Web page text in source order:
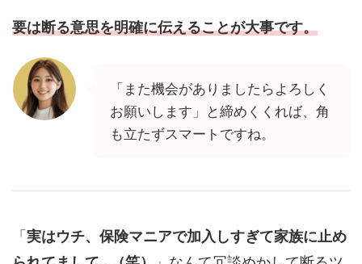
要は断る意思を明確に伝えることが大事です。
「また機会がありましたらよろしく
お願いします」と締めくくれば、角
も立たずスマートですね。
「 実はウチ、保険マニアで加入しすぎて家族に止め